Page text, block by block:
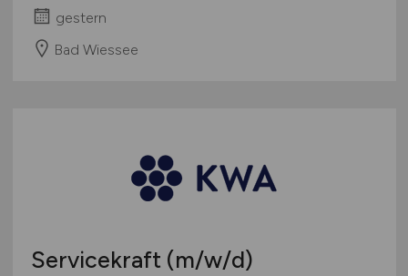
gestern
Bad Wiessee
Servicekraft (m/w/d)